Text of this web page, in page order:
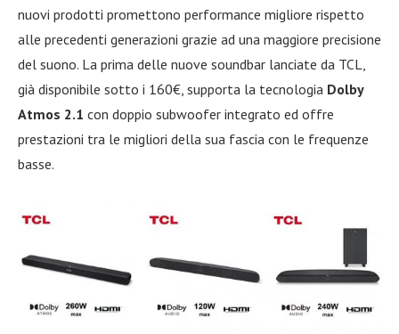
nuovi prodotti promettono performance migliore rispetto
alle precedenti generazioni grazie ad una maggiore precisione
del suono. La prima delle nuove soundbar lanciate da TCL,
già disponibile sotto i 160€, supporta la tecnologia Dolby
Atmos 2.1 con doppio subwoofer integrato ed offre
prestazioni tra le migliori della sua fascia con le frequenze
basse.